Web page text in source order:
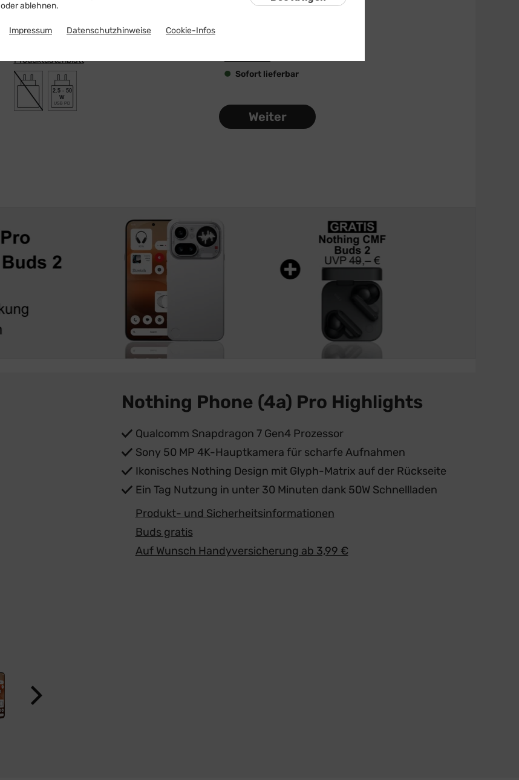
Produktdatenblatt
2.5 - 50
W
USB PD
Sofort lieferbar
Weiter
Nothing Phone (4a) Pro Highlights
Qualcomm Snapdragon 7 Gen4 Prozessor
Sony 50 MP 4K-Hauptkamera für scharfe Aufnahmen
Ikonisches Nothing Design mit Glyph-Matrix auf der Rückseite
Ein Tag Nutzung in unter 30 Minuten dank 50W Schnellladen
Produkt- und Sicherheitsinformationen
Buds gratis
Auf Wunsch Handyversicherung ab 3,99 €
oder ablehnen.
Impressum Datenschutzhinweise Cookie-Infos